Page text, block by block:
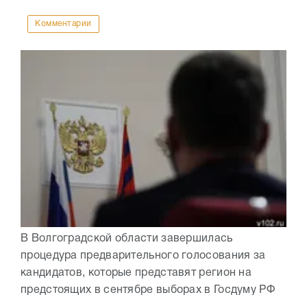
Комментарии
В Волгоградской области завершилась
процедура предварительного голосования за
кандидатов, которые представят регион на
предстоящих в сентябре выборах в Госдуму РФ